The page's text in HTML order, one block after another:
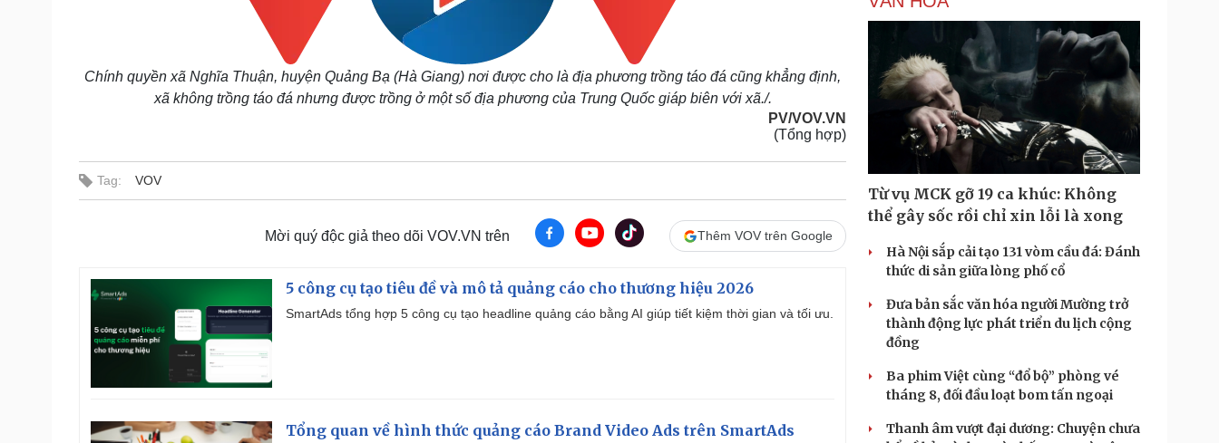
Chính quyền xã Nghĩa Thuận, huyện Quảng Bạ (Hà Giang) nơi được cho là địa phương trồng táo đá cũng khẳng định,
xã không trồng táo đá nhưng được trồng ở một số địa phương của Trung Quốc giáp biên với xã./.
PV/VOV.VN
(Tổng hợp)
Tag: VOV
Mời quý độc giả theo dõi VOV.VN trên Thêm VOV trên Google
5 công cụ tạo tiêu đề và mô tả quảng cáo cho thương hiệu 2026
SmartAds tổng hợp 5 công cụ tạo headline quảng cáo bằng AI giúp tiết kiệm thời gian và tối ưu.
Tổng quan về hình thức quảng cáo Brand Video Ads trên SmartAds
Từ vụ MCK gỡ 19 ca khúc: Không
thể gây sốc rồi chỉ xin lỗi là xong
Hà Nội sắp cải tạo 131 vòm cầu đá: Đánh
thức di sản giữa lòng phố cổ
Đưa bản sắc văn hóa người Mường trở
thành động lực phát triển du lịch cộng
đồng
Ba phim Việt cùng “đổ bộ” phòng vé
tháng 8, đối đầu loạt bom tấn ngoại
Thanh âm vượt đại dương: Chuyện chưa